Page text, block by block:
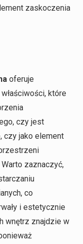
zaskoczenia
oferuje
które
czy jest
czy jako element
zaznaczyć,
co
i estetycznie
wnętrz znajdzie w